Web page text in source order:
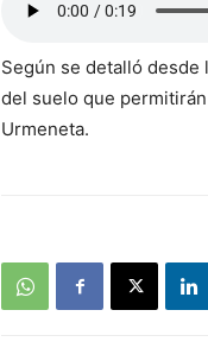
Según se detalló desde
del suelo que
Urmeneta.